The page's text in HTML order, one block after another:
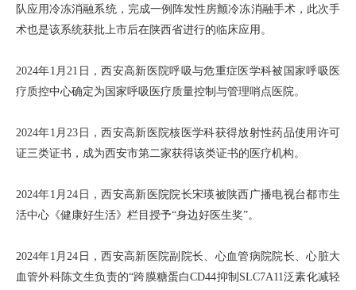
队应用冷冻消融系统，完成一例阵发性房颤冷冻消融手术，此次手
术也是该系统获批上市后在陕西省进行的临床应用。
2024年1月21日，西安高新医院呼吸与危重症医学科被国家呼吸医
疗质控中心确定为国家呼吸医疗质量控制与管理哨点医院。
2024年1月23日，西安高新医院核医学科获得放射性药品使用许可
证三类证书，成为西安市第二家获得该类证书的医疗机构。
2024年1月24日，西安高新医院院长宋瑛被陕西广播电视台都市生
活中心《健康好生活》栏目授予“身边好医生奖”。
2024年1月24日，西安高新医院副院长、心血管病院院长、心脏大
血管外科陈文生负责的“跨膜糖蛋白CD44抑制SLC7A11泛素化减轻